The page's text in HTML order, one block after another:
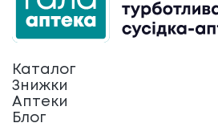
Каталог
Знижки
Аптеки
Блог